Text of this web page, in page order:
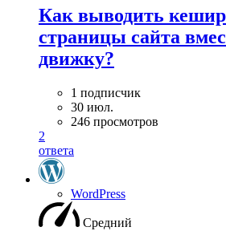
Как выводить
страницы сайта
движку?
1 подписчик
30 июл.
246 просмотров
2
ответа
WordPress
Средний